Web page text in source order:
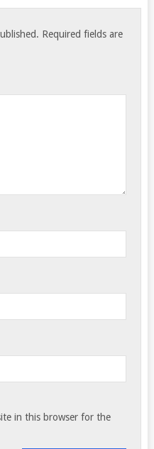
Required fields are
in this browser for the